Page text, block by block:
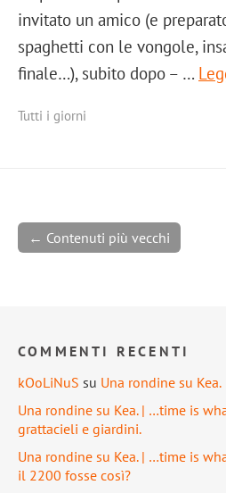
invitato un amico (e
spaghetti con le vongole,
finale…), subito dopo – …
Tutti i giorni
← Contenuti più vecchi
COMMENTI RECENTI
kOoLiNuS su Una rondine su Kea.
Una rondine su Kea. | …time is
grattacieli e giardini.
Una rondine su Kea. | …time is
il 2200 fosse così?